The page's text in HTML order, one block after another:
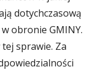
dotychczasową
obronie GMINY.
sprawie. Za